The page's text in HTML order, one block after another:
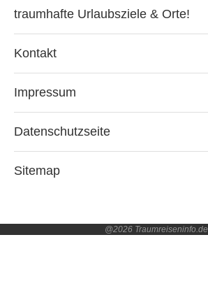
traumhafte Urlaubsziele & Orte!
Kontakt
Impressum
Datenschutzseite
Sitemap
@2026 Traumreiseninfo.de